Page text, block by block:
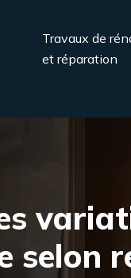
Travaux de
et réparation
selon